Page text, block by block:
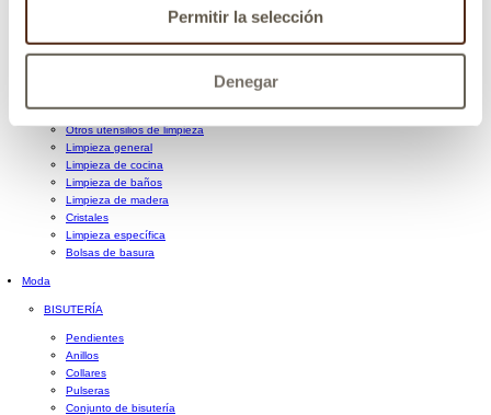
Permitir la selección
Denegar
Papel higiénico húmedo
LIMPIEZA
Guantes, bayetas y estropajos
Otros utensilios de limpieza
Limpieza general
Limpieza de cocina
Limpieza de baños
Limpieza de madera
Cristales
Limpieza específica
Bolsas de basura
Moda
BISUTERÍA
Pendientes
Anillos
Collares
Pulseras
Conjunto de bisutería